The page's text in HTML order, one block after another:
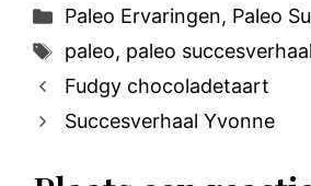
Categorieën
Paleo Ervaringen, Paleo
Tags
paleo, paleo succesverhaal
Fudgy chocoladetaart
Succesverhaal Yvonne